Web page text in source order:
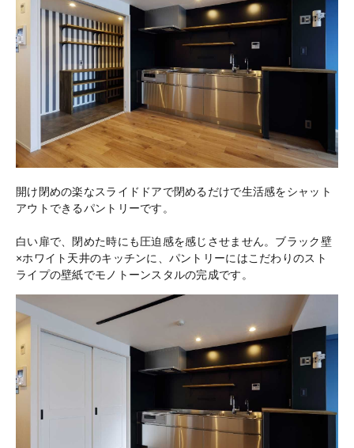
開け閉めの楽なスライドドアで閉めるだけで生活感をシャット
アウトできるパントリーです。
白い扉で、閉めた時にも圧迫感を感じさせません。ブラック壁
×ホワイト天井のキッチンに、パントリーにはこだわりのスト
ライプの壁紙でモノトーンスタルの完成です。